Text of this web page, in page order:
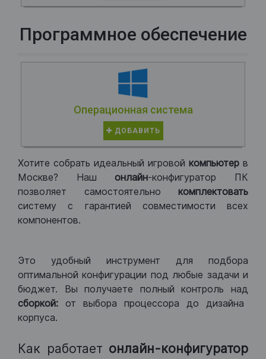
Программное обеспечение
Операционная система
ДОБАВИТЬ
Хотите собрать идеальный игровой компьютер в
Москве? Нашонлайн-конфигуратор ПК
позволяет самостоятельно комплектовать
систему с гарантией совместимости всех
компонентов.
Это удобный инструмент для подбора
оптимальной конфигурации под любые задачи и
бюджет. Вы получаете полный контроль над
сборкой: от выбора процессора до дизайна
корпуса.
Как работает онлайн-конфигуратор